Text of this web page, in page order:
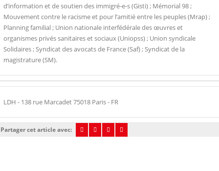
d’information et de soutien des immigré-e-s (Gisti) ; Mémorial 98 ;
Mouvement contre le racisme et pour l’amitié entre les peuples (Mrap) ;
Planning familial ; Union nationale interfédérale des œuvres et
organismes privés sanitaires et sociaux (Uniopss) ; Union syndicale
Solidaires ; Syndicat des avocats de France (Saf) ; Syndicat de la
magistrature (SM).
LDH - 138 rue Marcadet 75018 Paris - FR
Partager cet article avec: